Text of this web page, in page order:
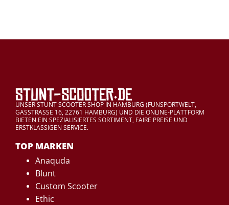
UNSER STUNT SCOOTER SHOP IN HAMBURG (FUNSPORTWELT,
GASSTRASSE 16, 22761 HAMBURG) UND DIE ONLINE-PLATTFORM
BIETEN EIN SPEZIALISIERTES SORTIMENT, FAIRE PREISE UND
ERSTKLASSIGEN SERVICE.
TOP MARKEN
Anaquda
Blunt
Custom Scooter
Ethic